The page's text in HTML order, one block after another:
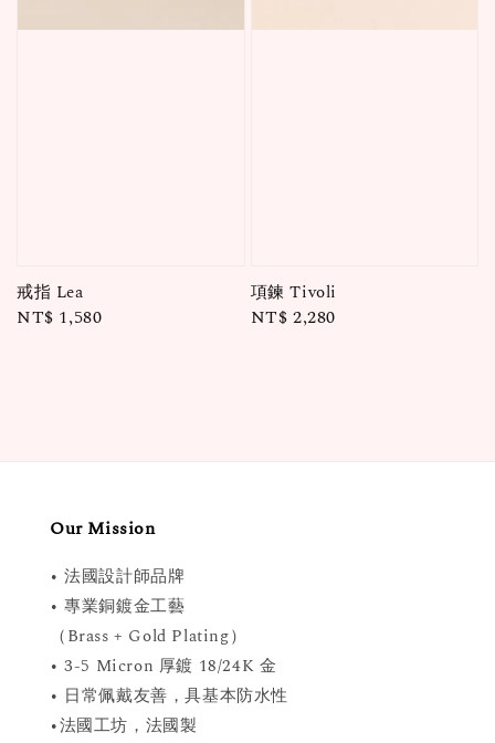
戒指 Lea
Regular
NT$ 1,580
項鍊 Tivoli
Regular
NT$ 2,280
Our Mission
• 法國設計師品牌
• 專業銅鍍金工藝
（Brass + Gold Plating）
• 3-5 Micron 厚鍍 18/24K 金
• 日常佩戴友善，具基本防水性
•法國工坊，法國製